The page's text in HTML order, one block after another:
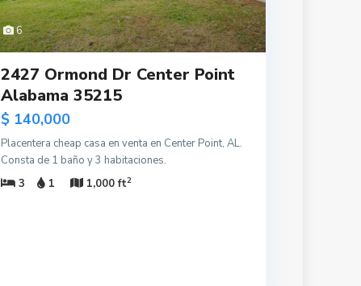
6
2427 Ormond Dr Center Point
Alabama 35215
$ 140,000
Placentera cheap casa en venta en Center Point, AL.
Consta de 1 baño y 3 habitaciones.
3
1 1,000 ft2